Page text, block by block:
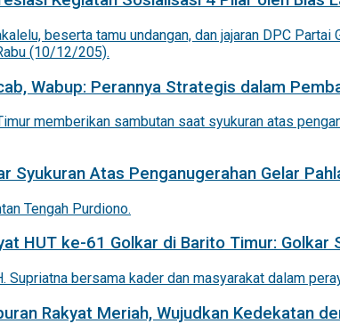
Wabup: Perannya Strategis dalam
Syukuran Atas Penganugerahan Gelar
HUT ke-61 Golkar di Barito Timur: Golkar
Rakyat Meriah, Wujudkan Kedekatan